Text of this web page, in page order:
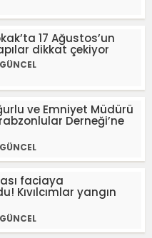
17 Ağustos’un
dikkat çekiyor
GÜNCEL
ve Emniyet Müdürü
Derneği’ne
GÜNCEL
faciaya
Kıvılcımlar yangın
GÜNCEL